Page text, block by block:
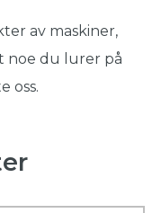
av maskiner,
noe du lurer på
oss.